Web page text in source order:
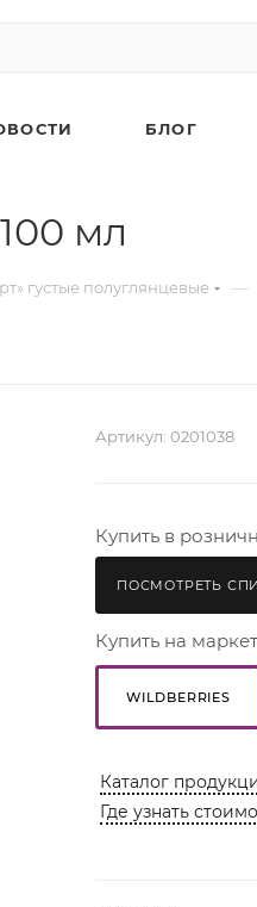
БЛОГ
мл
густые полуглянцевые —
Артикул: 0201038
Купить в
ПОСМОТРЕТЬ
Купить на
WILDBERRIES
Каталог
Где узнать